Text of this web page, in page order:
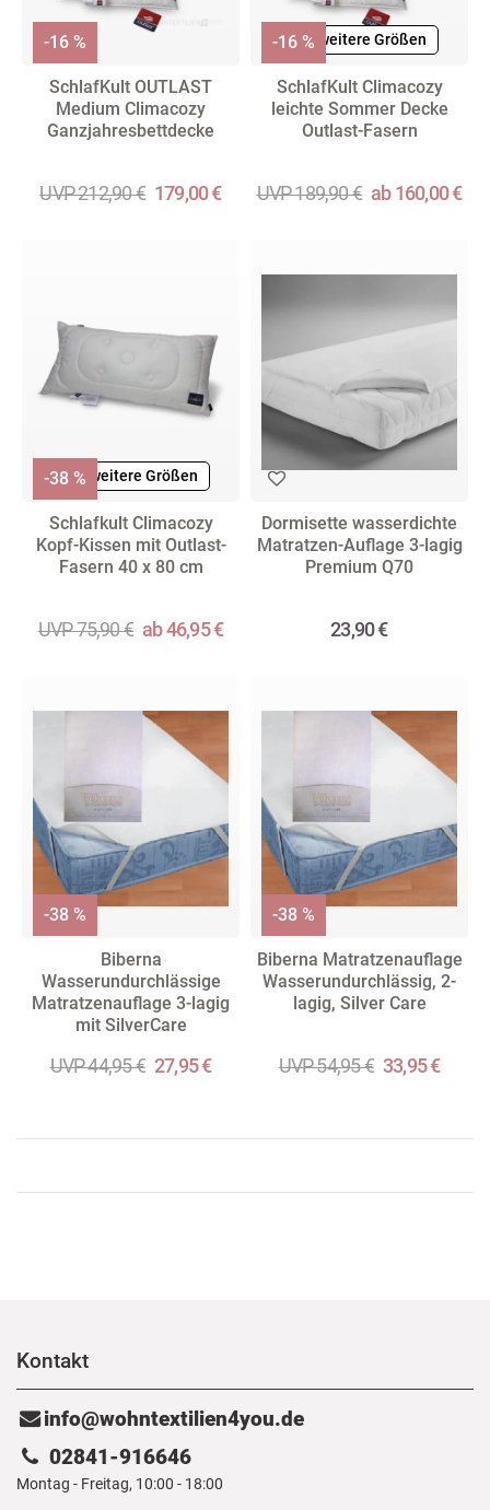
SchlafKult OUTLAST
Medium Climacozy
Ganzjahresbettdecke
UVP 212,90 € 179,00 €
-16 % + weitere Größen
SchlafKult Climacozy
leichte Sommer Decke
Outlast-Fasern
UVP 189,90 € ab 160,00 €
-16 %
+ weitere Größen
Schlafkult Climacozy
Kopf-Kissen mit Outlast-
Fasern 40 x 80 cm
UVP 75,90 € ab 46,95 €
-38 %
Dormisette wasserdichte
Matratzen-Auflage 3-lagig
Premium Q70
23,90 €
Biberna
Wasserundurchlässige
Matratzenauflage 3-lagig
mit SilverCare
UVP 44,95 € 27,95 €
-38 %
Biberna Matratzenauflage
Wasserundurchlässig, 2-
lagig, Silver Care
UVP 54,95 € 33,95 €
-38 %
Kontakt
info@wohntextilien4you.de
02841-916646
Montag - Freitag, 10:00 - 18:00